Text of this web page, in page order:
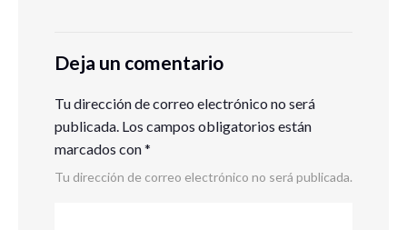
Deja un comentario
Tu dirección de correo electrónico no será
publicada. Los campos obligatorios están
marcados con*
Tu dirección de correo electrónico no será publicada.